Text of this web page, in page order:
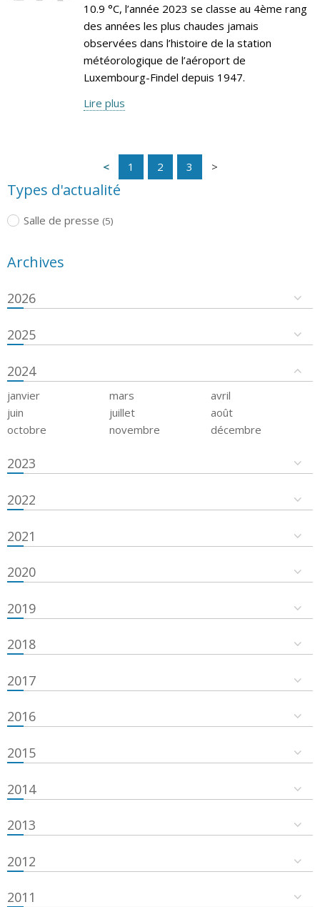
10.9 °C, l’année 2023 se classe au 4ème rang
des années les plus chaudes jamais
observées dans l’histoire de la station
météorologique de l’aéroport de
Luxembourg-Findel depuis 1947.
Lire plus
1 2 3
Types d'actualité
Salle de presse (5)
Archives
2026
2025
2024
janvier mars
avril
juin
juillet
août
octobre
novembre décembre
2023
2022
2021
2020
2019
2018
2017
2016
2015
2014
2013
2012
2011